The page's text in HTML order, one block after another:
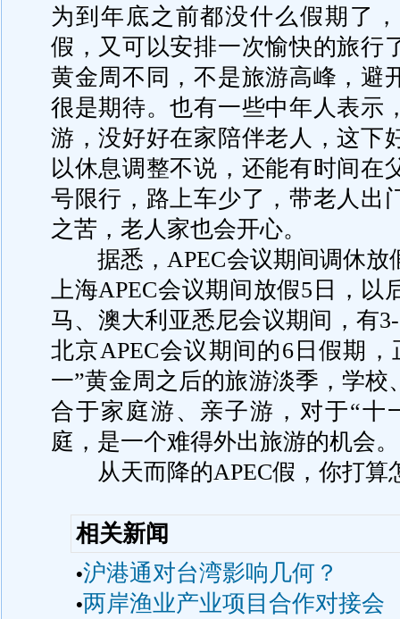
为到年底之前都没什么假期了
假，又可以安排一次愉快的旅行
黄金周不同，不是旅游高峰，避
很是期待。也有一些中年人表示
游，没好好在家陪伴老人，这下
以休息调整不说，还能有时间在
号限行，路上车少了，带老人出
之苦，老人家也会开心。
据悉，APEC会议期间调休放
上海APEC会议期间放假5日，以
马、澳大利亚悉尼会议期间，有
北京APEC会议期间的6日假期
一”黄金周之后的旅游淡季，学
合于家庭游、亲子游，对于“十
庭，是一个难得外出旅游的机会。
从天而降的APEC假，你打算
相关新闻
•沪港通对台湾影响几何？
•两岸渔业产业项目合作对接会